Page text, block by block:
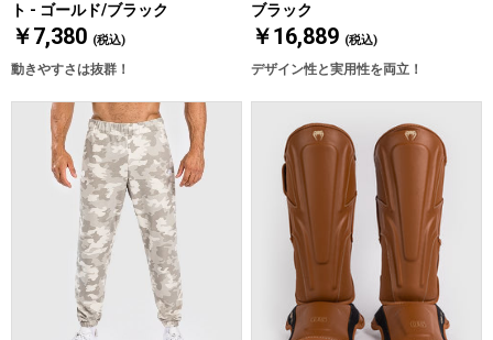
ト - ゴールド/ブラック
￥7,380 (税込)
動きやすさは抜群！
ブラック
￥16,889 (税込)
デザイン性と実用性を両立！